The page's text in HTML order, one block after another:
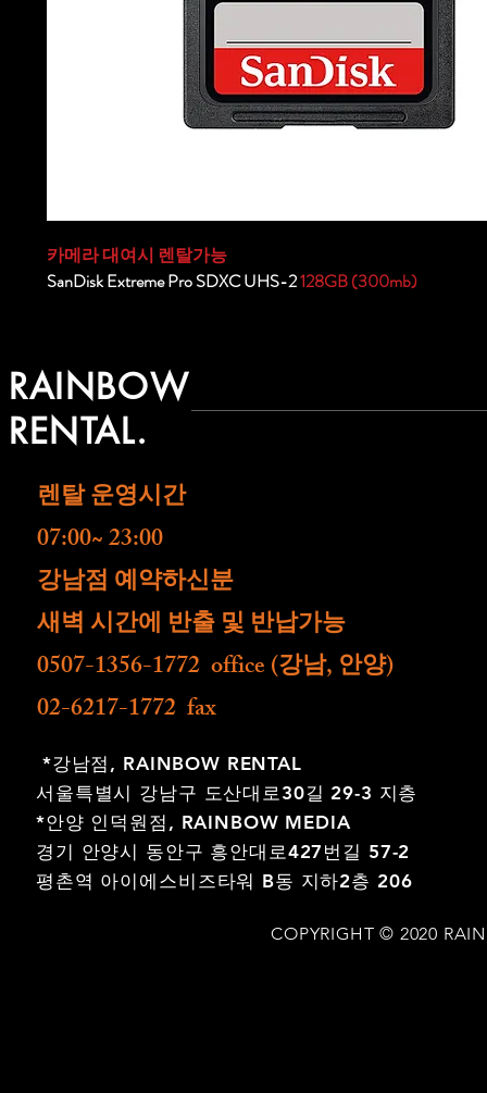
카메라 대여시 렌탈가능
SanDisk Extreme Pro SDXC UHS-2128GB (300mb)
RAINBOW
RENTAL.
렌탈 운영시간
07:00~ 23:00
​강남점 예약하신분
새벽 시간에 반출 및 반납가능
0507-1356-1772 office (강남, 안양)
02-6217-1772 fax
*강남점, RAINBOW RENTAL
서울특별시 강남구 도산대로30길 29-3 지층
*안양 인덕원점, RAINBOW MEDIA
경기 안양시 동안구 흥안대로427번길 57-2
평촌역 아이에스비즈타워 B동 지하2층 206
COPYRIGHT © 2020